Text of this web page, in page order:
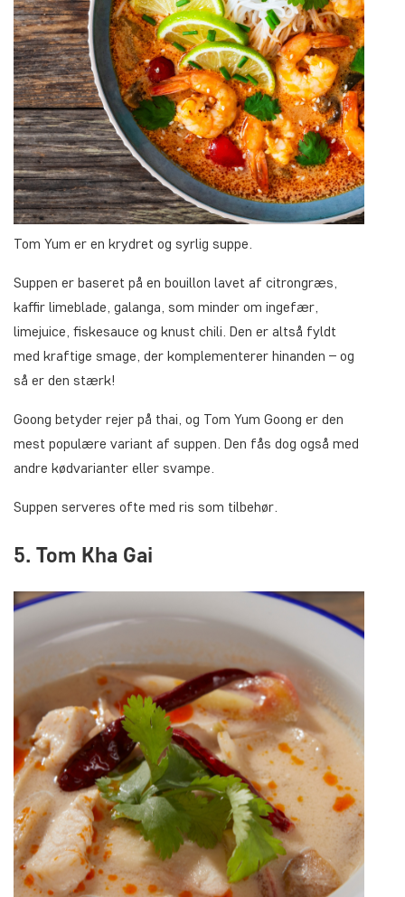
Tom Yum er en krydret og syrlig suppe.
Suppen er baseret på en bouillon lavet af citrongræs,
kaffir limeblade, galanga, som minder om ingefær,
limejuice, fiskesauce og knust chili. Den er altså fyldt
med kraftige smage, der komplementerer hinanden – og
så er den stærk!
Goong betyder rejer på thai, og Tom Yum Goong er den
mest populære variant af suppen. Den fås dog også med
andre kødvarianter eller svampe.
Suppen serveres ofte med ris som tilbehør.
5. Tom Kha Gai